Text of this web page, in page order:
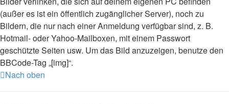
(außer es ist ein öffentlich zugänglicher Server), noch zu
Bildern, die nur nach einer Anmeldung verfügbar sind, z. B.
Hotmail- oder Yahoo-Mailboxen, mit einem Passwort
geschützte Seiten usw. Um das Bild anzuzeigen, benutze den
BBCode-Tag „[img]“.
Nach oben